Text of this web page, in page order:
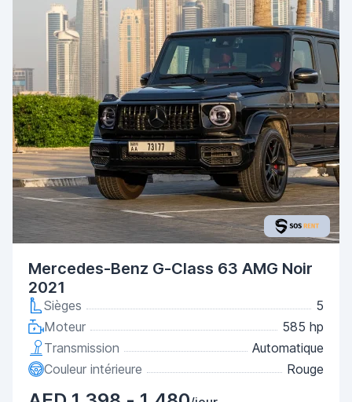
Mercedes-Benz G-Class 63 AMG Noir
2021
Sièges
5
Moteur
585 hp
Transmission
Automatique
Couleur intérieure
Rouge